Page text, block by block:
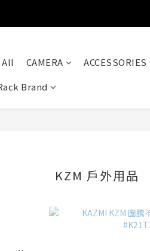
All CAMERA ACCESSORIES
Brand
KZM 戶外用品